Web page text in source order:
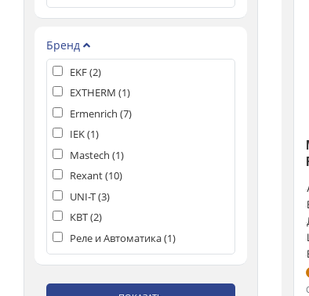
Бренд
EKF (2)
EXTHERM (1)
Ermenrich (7)
IEK (1)
Mastech (1)
Rexant (10)
UNI-T (3)
КВТ (2)
Реле и Автоматика (1)